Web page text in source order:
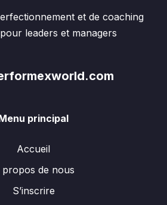
et de coaching
leaders et managers
principal
Accueil
propos de nous
S’inscrire